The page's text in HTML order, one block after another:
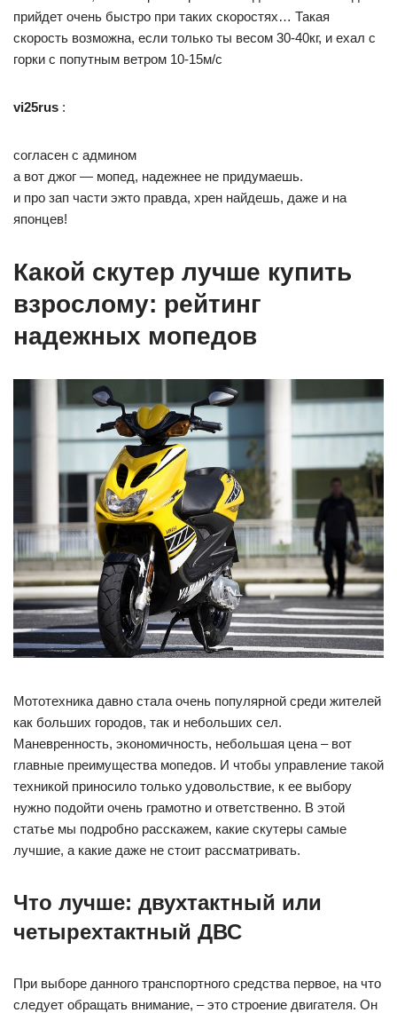
прийдет очень быстро при таких скоростях… Такая
скорость возможна, если только ты весом 30-40кг, и ехал с
горки с попутным ветром 10-15м/с
vi25rus :
согласен с админом
а вот джог — мопед, надежнее не придумаешь.
и про зап части эжто правда, хрен найдешь, даже и на
японцев!
Какой скутер лучше купить
взрослому: рейтинг
надежных мопедов
Мототехника давно стала очень популярной среди жителей
как больших городов, так и небольших сел.
Маневренность, экономичность, небольшая цена – вот
главные преимущества мопедов. И чтобы управление такой
техникой приносило только удовольствие, к ее выбору
нужно подойти очень грамотно и ответственно. В этой
статье мы подробно расскажем, какие скутеры самые
лучшие, а какие даже не стоит рассматривать.
Что лучше: двухтактный или
четырехтактный ДВС
При выборе данного транспортного средства первое, на что
следует обращать внимание, – это строение двигателя. Он